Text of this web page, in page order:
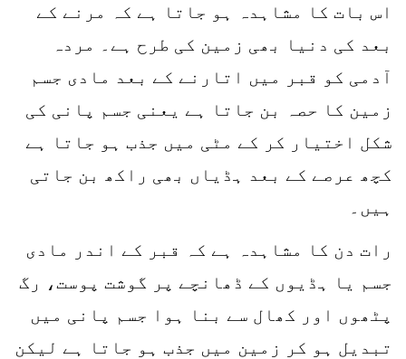
اس بات کا مشاہدہ ہو جاتا ہے کہ مرنے کے
بعد کی دنیا بھی زمین کی طرح ہے۔ مردہ
آدمی کو قبر میں اتارنے کے بعد مادی جسم
زمین کا حصہ بن جاتا ہے یعنی جسم پانی کی
شکل اختیار کر کے مٹی میں جذب ہو جاتا ہے
کچھ عرصے کے بعد ہڈیاں بھی راکھ بن جاتی
ہیں۔
رات دن کا مشاہدہ ہے کہ قبر کے اندر مادی
جسم یا ہڈیوں کے ڈھانچے پر گوشت پوست، رگ
پٹھوں اور کھال سے بنا ہوا جسم پانی میں
تبدیل ہو کر زمین میں جذب ہو جاتا ہے لیکن